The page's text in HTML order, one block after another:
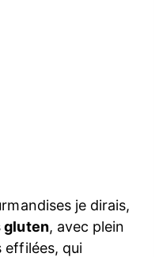
je dirais,
gluten, avec plein
effilées, qui